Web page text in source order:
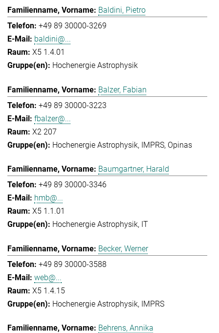
Baldini, Pietro
+49 89 30000-3269
baldini@...
X5 1.4.01
Hochenergie Astrophysik
Balzer, Fabian
+49 89 30000-3223
fbalzer@...
X2 207
Hochenergie Astrophysik IMPRS Opinas
Baumgartner, Harald
+49 89 30000-3346
hmb@...
X5 1.1.01
Hochenergie Astrophysik IT
Becker, Werner
+49 89 30000-3588
web@...
X5 1.4.15
Hochenergie Astrophysik IMPRS
Behrens, Annika